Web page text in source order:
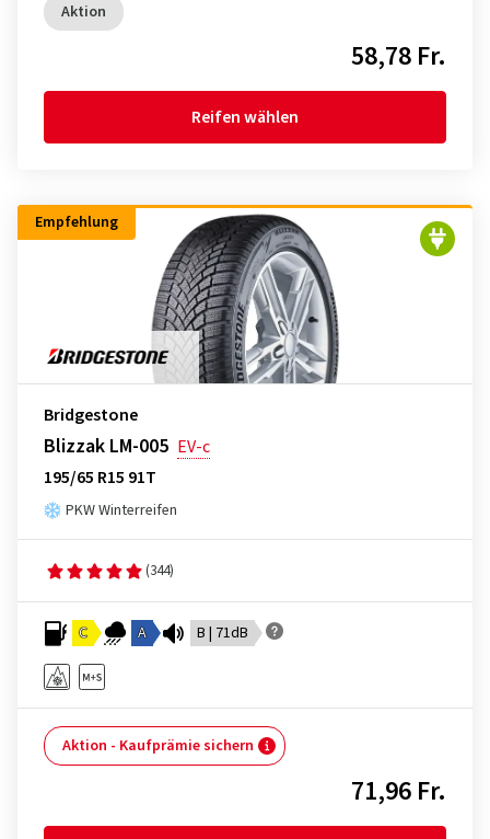
Aktion
58,78 Fr.
Reifen wählen
Empfehlung
Bridgestone
Blizzak LM-005 EV-c
195/65 R15 91T
PKW Winterreifen
(344)
C A B | 71dB
Aktion - Kaufprämie sichern
71,96 Fr.